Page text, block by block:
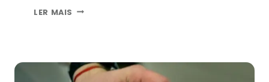
LER MAIS MÉDICOS
MOLDES